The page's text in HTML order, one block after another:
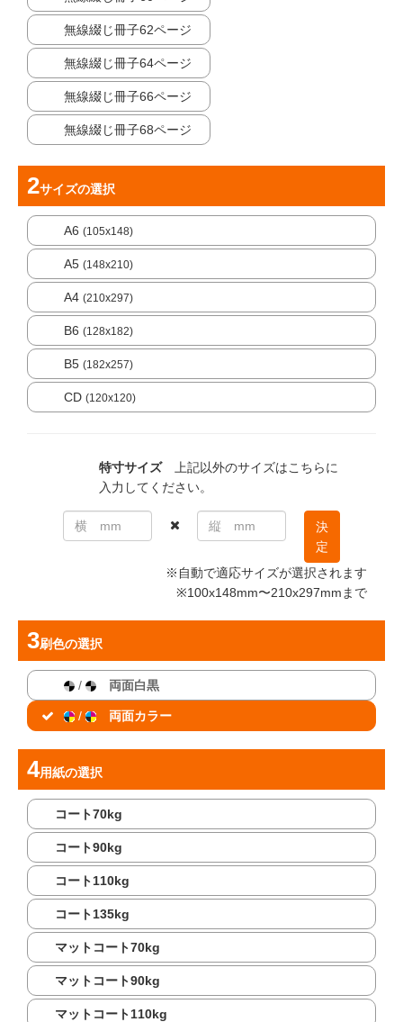
無線綴じ冊子62ページ
無線綴じ冊子64ページ
無線綴じ冊子66ページ
無線綴じ冊子68ページ
サイズの選択
A6 (105x148)
A5 (148x210)
A4 (210x297)
B6 (128x182)
B5 (182x257)
CD (120x120)
特寸サイズ上記以外のサイズはこちらに
入力してください。
決
定
※自動で適応サイズが選択されます
※100x148mm〜210x297mmまで
刷色の選択
/ 両面白黒
/ 両面カラー
用紙の選択
コート70kg
コート90kg
コート110kg
コート135kg
マットコート70kg
マットコート90kg
マットコート110kg